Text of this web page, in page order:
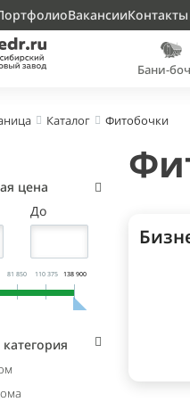
ВакансииКонтакты
Бани-
Каталог Фитобочки
цена
До
81 850 110 375 138 900